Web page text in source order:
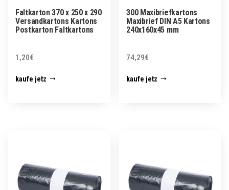
Faltkarton 370 x 250 x 290
Versandkartons Kartons
Postkarton Faltkartons
1,20€
kaufe jetz
300 Maxibriefkartons
Maxibrief DIN A5 Kartons
240x160x45 mm
74,29€
kaufe jetz